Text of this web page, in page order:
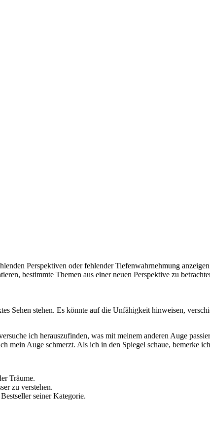
Perspektiven oder fehlender Tiefenwahrnehmung
bestimmte Themen aus einer neuen Perspektive zu
Sehen stehen. Es könnte auf die Unfähigkeit hinweisen,
ich herauszufinden, was mit meinem anderen Auge
mein Auge schmerzt. Als ich in den Spiegel schaue, bemerke
Träume.
zu verstehen.
seiner Kategorie.